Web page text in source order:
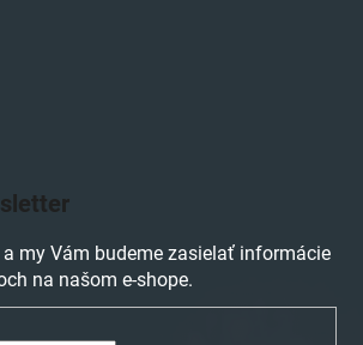
my Vám budeme zasielať informácie
na našom e-shope.